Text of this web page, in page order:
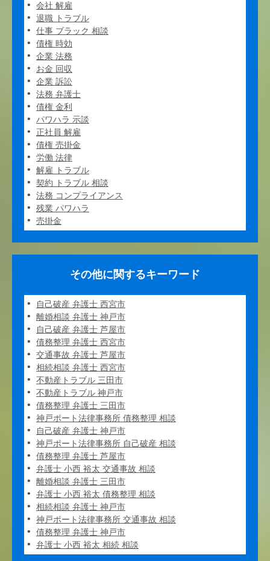
会社 解雇
退職 トラブル
仕事 ブラック 相談
債権 時効
企業 法務
お金 回収
企業 訴訟
法務 弁護士
債権 金利
パワハラ 示談
正社員 解雇
債権 売掛金
労働 法律
解雇 トラブル
契約 トラブル 相談
法務 コンプライアンス
残業 パワハラ
売掛金
その他に関するキーワード
自己破産 弁護士 西宮市
離婚相談 弁護士 神戸市
自己破産 弁護士 芦屋市
債務整理 弁護士 西宮市
交通事故 弁護士 芦屋市
相続相談 弁護士 西宮市
不動産トラブル 三田市
不動産トラブル 神戸市
債務整理 弁護士 三田市
神戸ポート法律事務所 債務整理 相談
自己破産 弁護士 神戸市
神戸ポート法律事務所 自己破産 相談
債務整理 弁護士 芦屋市
弁護士 小西 裕太 交通事故 相談
離婚相談 弁護士 三田市
弁護士 小西 裕太 債務整理 相談
相続相談 弁護士 神戸市
神戸ポート法律事務所 交通事故 相談
債務整理 弁護士 神戸市
弁護士 小西 裕太 相続 相談